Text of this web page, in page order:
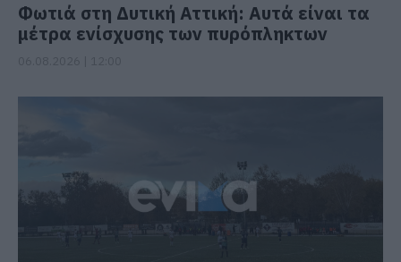
Φωτιά στη Δυτική Αττική: Αυτά είναι τα
μέτρα ενίσχυσης των πυρόπληκτων